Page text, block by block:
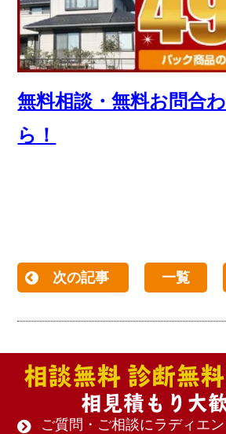
無料相談・無料お問合
ら！
次の記事 一覧
相談無料 診断無
相見積もり大
ご質問・ご相談にラディエ